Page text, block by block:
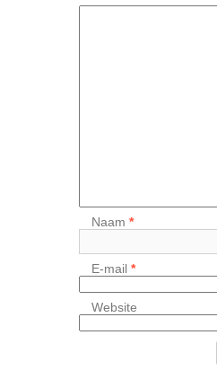
Naam*
E-mail*
Website